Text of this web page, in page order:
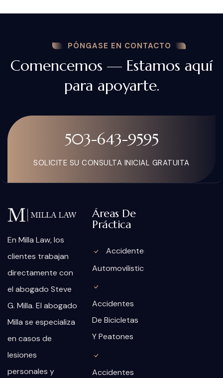
PÓNGASE EN CONTACTO
Comencemos — Estamos aquí
para apoyarte.
503-643-9595
SOLICITE SU CONSULTA INICIAL GRATUITA
En Milla Law, los
clientes trabajan
directamente con
el abogado Steve
G. Milla. El abogado
Milla se especializa
en casos de
lesiones
personales y
Áreas De
Práctica
Accidentes
Automovilisticos
Accidentes
De Bicicletas
Y Peatones
Accidentes